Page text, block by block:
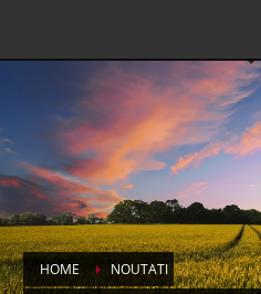
HOME
NOUTATI